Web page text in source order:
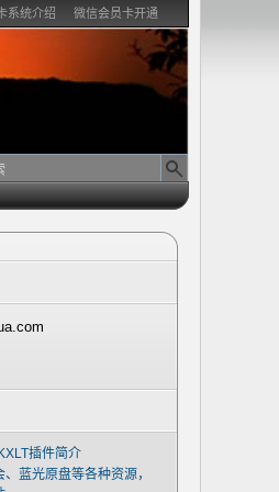
系统介绍 微信会员卡开通
插件简介
蓝光原盘等各种资源，